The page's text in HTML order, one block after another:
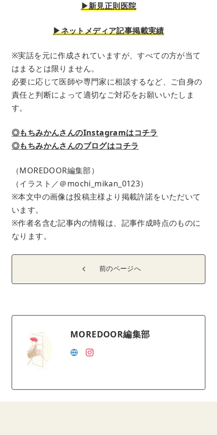
▶︎新見正則医院
▶︎ネットメディア記事掲載実績
※実話を元に作成されていますが、すべての方が当て
はまるとは限りません。
必要に応じて医師や専門家に相談するなど、ご自身の
責任と判断によって適切なご対応をお願いいたしま
す。
◎もちみかんさんのInstagramはコチラ
◎もちみかんさんのブログはコチラ
（MOREDOOR編集部）
（イラスト／＠mochi_mikan_0123）
※本文中の画像は投稿主様より掲載許諾をいただいて
います。
※作者名含む記事内の情報は、記事作成時点のものに
なります。
前のページへ
MOREDOOR編集部